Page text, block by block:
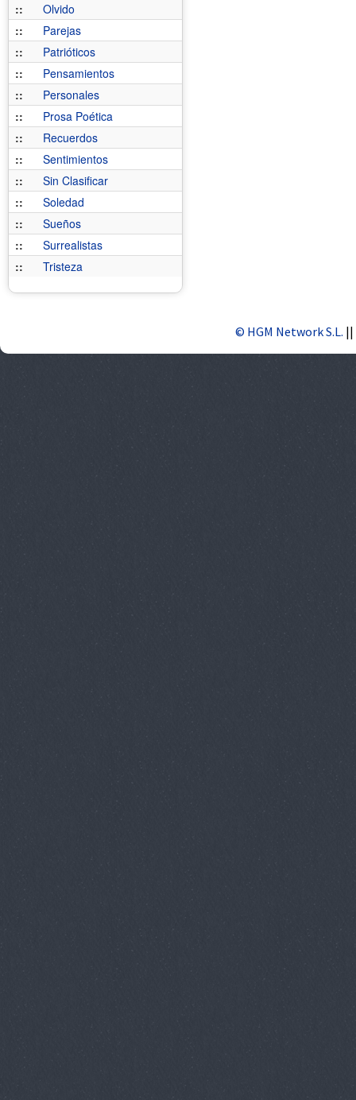
::
Olvido
::
Parejas
::
Patrióticos
::
Pensamientos
::
Personales
::
Prosa Poética
::
Recuerdos
::
Sentimientos
::
Sin Clasificar
::
Soledad
::
Sueños
::
Surrealistas
::
Tristeza
© HGM Network S.L. ||